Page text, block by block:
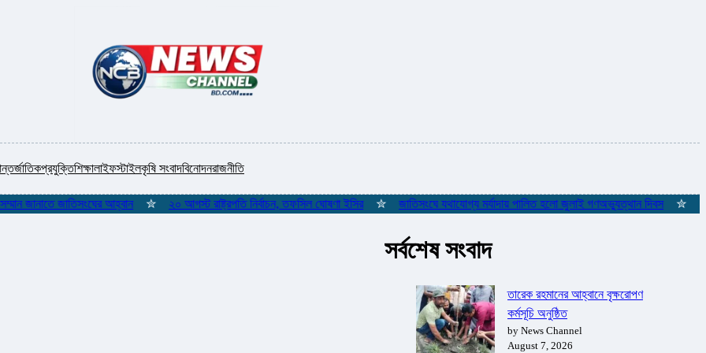
প্রযুক্তিশিক্ষালাইফস্টাইলকৃষি সংবাদবিনোদনরাজনীতি
জাতিসংঘের আহ্বান ✮ ২০ আগস্ট রাষ্ট্রপতি নির্বাচন, তফসিল ঘোষণা ইসির ✮ জাতিসংঘে যথাযোগ্য মর্যাদায় পালিত হলো জুলাই গণঅভ্যুত্থান দিবস ✮
সর্বশেষ সংবাদ
তারেক রহমানের আহ্বানে বৃক্ষরোপণ
কর্মসূচি অনুষ্ঠিত
by News Channel
August 7, 2026